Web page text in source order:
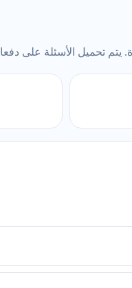
تحميل الأسئلة على دفعات؛